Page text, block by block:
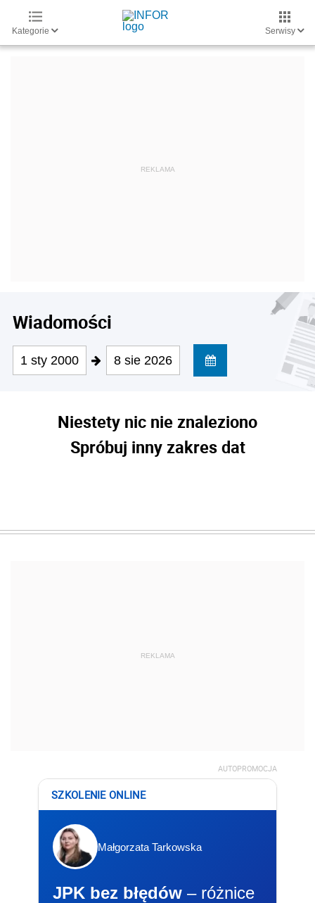
Kategorie Serwisy
Wiadomości
1 sty 2000 8 sie 2026
Niestety nic nie znaleziono
Spróbuj inny zakres dat
REKLAMA
AUTOPROMOCJA
SZKOLENIE ONLINE
Małgorzata Tarkowska
JPK bez błędów – różnice